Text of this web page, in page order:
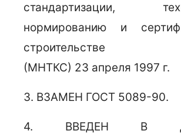
стандартизации,
нормированию и
строительстве
(МНТКС) 23 апреля 1997 г.
3. ВЗАМЕН ГОСТ 5089-90.
4. ВВЕДЕН В